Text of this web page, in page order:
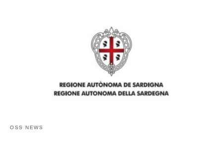
OSS NEWS